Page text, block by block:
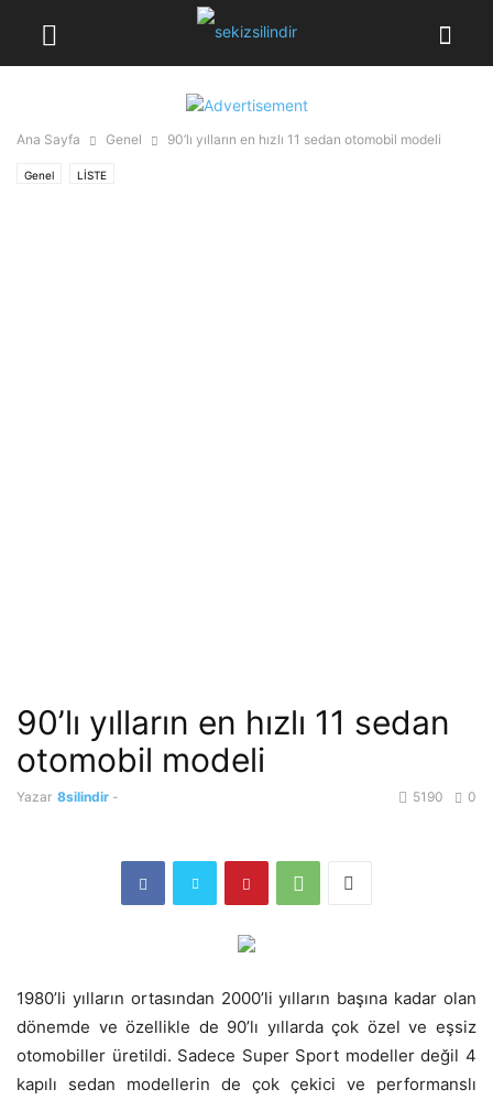
Ana Sayfa Genel 90’lı yılların en hızlı 11 sedan otomobil modeli
Genel LİSTE
90’lı yılların en hızlı 11 sedan
otomobil modeli
Yazar 8silindir - 0
5190
1980’li yılların ortasından 2000’li yılların başına kadar olan
dönemde ve özellikle de 90’lı yıllarda çok özel ve eşsiz
otomobiller üretildi. Sadece Super Sport modeller değil 4
kapılı sedan modellerin de çok çekici ve performanslı